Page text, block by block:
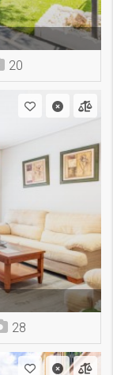
20
28